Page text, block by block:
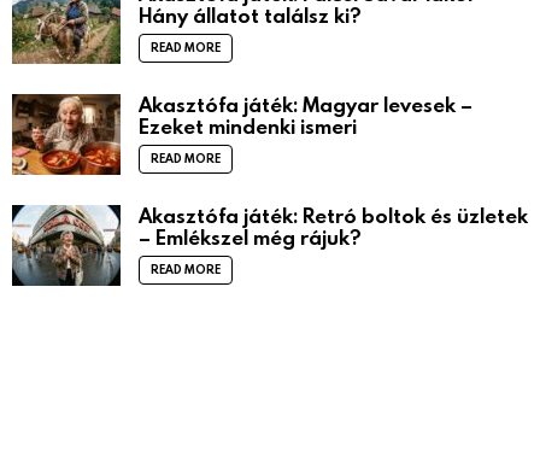
Hány állatot találsz ki?
READ MORE
Akasztófa játék: Magyar levesek –
Ezeket mindenki ismeri
READ MORE
Akasztófa játék: Retró boltok és üzletek
– Emlékszel még rájuk?
READ MORE